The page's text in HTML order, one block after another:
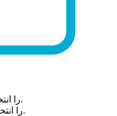
«Add to home screen» را انتخاب کنید.
3. در مرحله بعد “Add” را انتخاب کنید.